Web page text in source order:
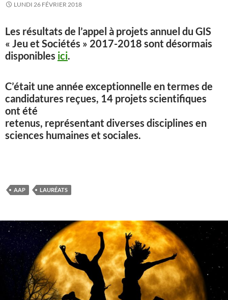
LUNDI 26 FÉVRIER 2018
Les résultats de l’appel à projets annuel du GIS
« Jeu et Sociétés » 2017-2018 sont désormais
disponibles ici.
C’était une année exceptionnelle en termes de
candidatures reçues, 14 projets scientifiques
ont été
retenus, représentant diverses disciplines en
sciences humaines et sociales.
AAP LAURÉATS